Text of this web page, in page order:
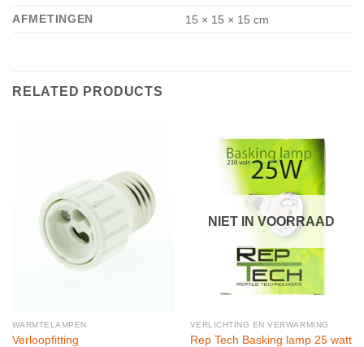
AFMETINGEN
15 × 15 × 15 cm
RELATED PRODUCTS
WARMTELAMPEN
Verloopfitting
NIET IN VOORRAAD
VERLICHTING EN VERWARMING
Rep Tech Basking lamp 25 watt